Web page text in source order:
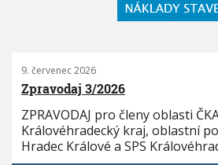
9. červenec 2026
Zpravodaj 3/2026
ZPRAVODAJ pro členy oblasti
Královéhradecký kraj, oblastní
Hradec Králové a SPS